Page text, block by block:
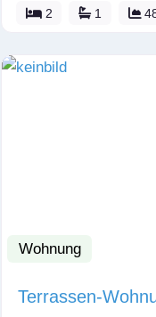
2 1
Wohnung
Terrassen-